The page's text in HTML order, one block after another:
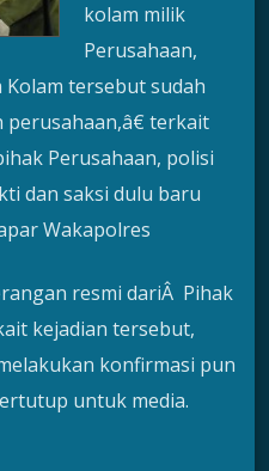
kolam milik
Perusahaan,
tersebut sudah
terkait
Perusahaan, polisi
dan saksi dulu baru
Wakapolres
resmi dariÂ Pihak
kejadian tersebut,
konfirmasi pun
untuk media.